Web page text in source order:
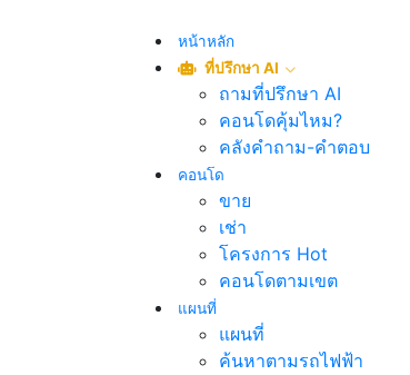
หน้าหลัก
ที่ปรึกษา AI
ถามที่ปรึกษา AI
คอนโดคุ้มไหม?
คลังคำถาม-คำตอบ
คอนโด
ขาย
เช่า
โครงการ Hot
คอนโดตามเขต
แผนที่
แผนที่
ค้นหาตามรถไฟฟ้า